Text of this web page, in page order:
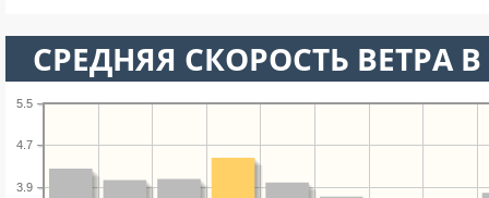
СРЕДНЯЯ СКОРОСТЬ ВЕТРА
3.9
4.7
5.5